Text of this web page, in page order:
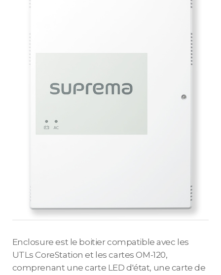
Enclosure est le boitier compatible avec les
UTLs CoreStation et les cartes OM-120,
comprenant une carte LED d'état, une carte de